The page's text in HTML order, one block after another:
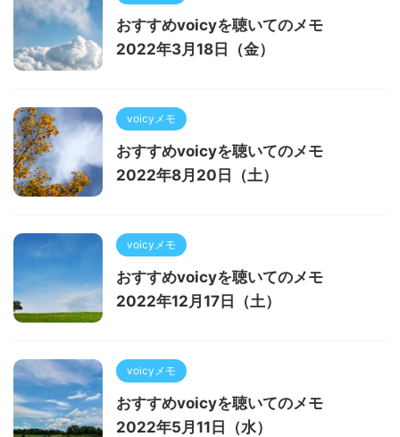
おすすめvoicyを聴いてのメモ
2022年3月18日（金）
voicyメモ
おすすめvoicyを聴いてのメモ
2022年8月20日（土）
voicyメモ
おすすめvoicyを聴いてのメモ
2022年12月17日（土）
voicyメモ
おすすめvoicyを聴いてのメモ
2022年5月11日（水）